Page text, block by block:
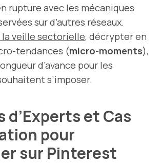
rupture avec les mécaniques
sur d’autres réseaux.
la veille sectorielle, décrypter en
tendances (micro-moments),
d’avance pour les
s’imposer.
d’Experts et Cas
pour
sur Pinterest